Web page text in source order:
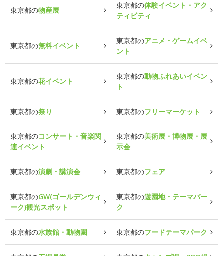
東京都の物産展
東京都の体験イベント・アク
ティビティ
東京都の無料イベント
東京都のアニメ・ゲームイベ
ント
東京都の花イベント
東京都の動物ふれあいイベン
ト
東京都の祭り 東京都のフリーマーケット
東京都のコンサート・音楽関
連イベント
東京都の美術展・博物展・展
示会
東京都の演劇・講演会 東京都のフェア
東京都のGW(ゴールデンウィ
ーク)観光スポット
東京都の遊園地・テーマパー
ク
東京都の水族館・動物園 東京都のフードテーマパーク